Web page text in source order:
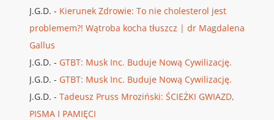
J.G.D. - Kierunek Zdrowie: To nie cholesterol jest
problemem?! Wątroba kocha tłuszcz | dr Magdalena
Gallus
J.G.D. - GTBT: Musk Inc. Buduje Nową Cywilizację.
J.G.D. - GTBT: Musk Inc. Buduje Nową Cywilizację.
J.G.D. - Tadeusz Pruss Mroziński: ŚCIEŻKI GWIAZD,
PISMA I PAMIĘCI